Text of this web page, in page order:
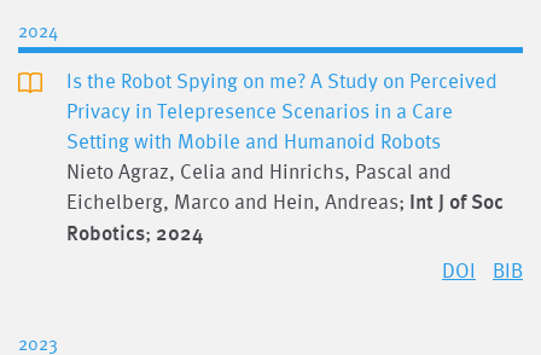
2024
Is the Robot Spying on me? A Study on Perceived
Privacy in Telepresence Scenarios in a Care
Setting with Mobile and Humanoid Robots
Nieto Agraz, Celia and Hinrichs, Pascal and
Eichelberg, Marco and Hein, Andreas; Int J of Soc
Robotics; 2024
DOI BIB
2023